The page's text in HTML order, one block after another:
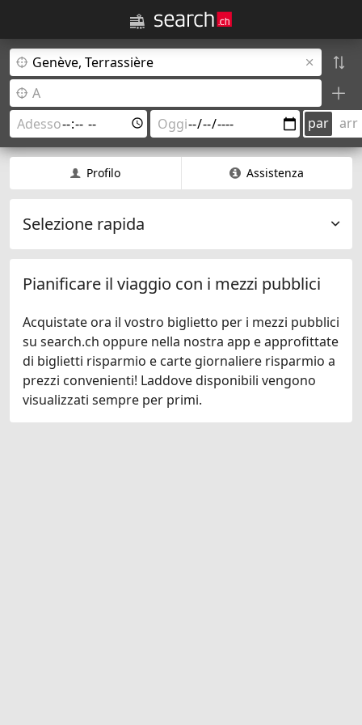
par arr
Profilo Assistenza
Selezione rapida
Pianificare il viaggio con i mezzi pubblici
Acquistate ora il vostro biglietto per i mezzi pubblici
su search.ch oppure nella nostra app e approfittate
di biglietti risparmio e carte giornaliere risparmio a
prezzi convenienti! Laddove disponibili vengono
visualizzati sempre per primi.